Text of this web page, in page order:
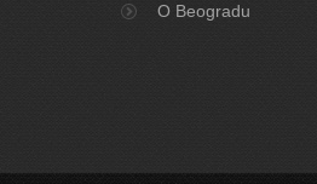
O Beogradu